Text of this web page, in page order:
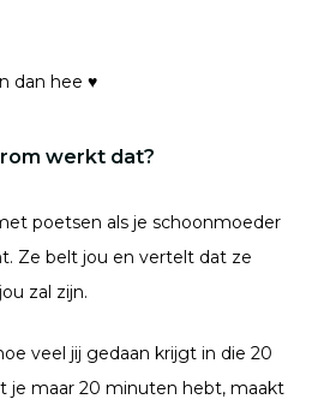
dan hee ♥
werkt dat?
poetsen als je schoonmoeder
Ze belt jou en vertelt dat ze
zal zijn.
veel jij gedaan krijgt in die 20
je maar 20 minuten hebt, maakt